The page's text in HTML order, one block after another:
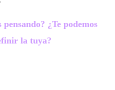
¿Te podemos
la tuya?